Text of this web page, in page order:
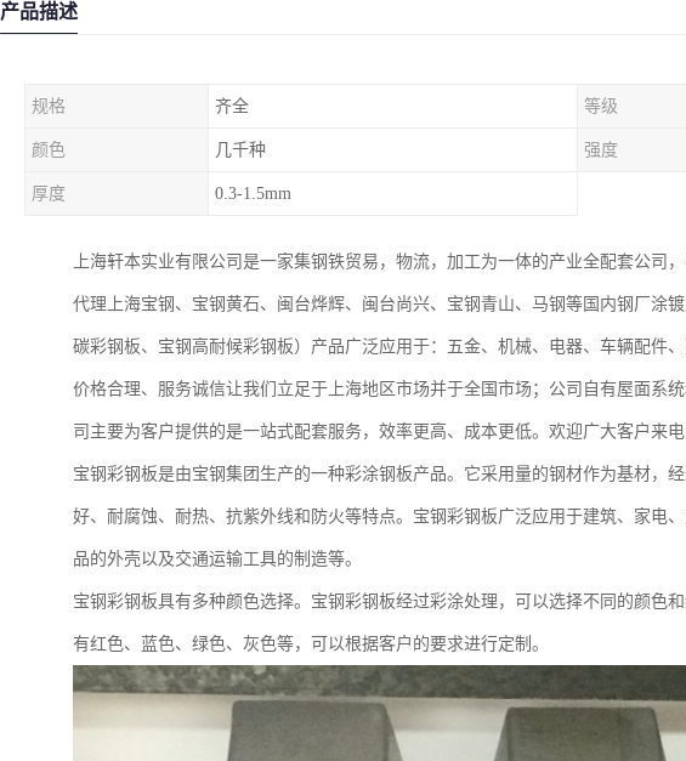
产品描述
规格 齐全 等级
颜色 几千种 强度
厚度 0.3-1.5mm
上海轩本实业有限公司是一家集钢铁贸易，物流，加工为一体的产业全配套公司
代理上海宝钢、宝钢黄石、闽台烨辉、闽台尚兴、宝钢青山、马钢等国内钢厂涂
碳彩钢板、宝钢高耐候彩钢板）产品广泛应用于：五金、机械、电器、车辆配件
价格合理、服务诚信让我们立足于上海地区市场并于全国市场；公司自有屋面系
司主要为客户提供的是一站式配套服务，效率更高、成本更低。欢迎广大客户来电
宝钢彩钢板是由宝钢集团生产的一种彩涂钢板产品。它采用量的钢材作为基材，
好、耐腐蚀、耐热、抗紫外线和防火等特点。宝钢彩钢板广泛应用于建筑、家电
品的外壳以及交通运输工具的制造等。
宝钢彩钢板具有多种颜色选择。宝钢彩钢板经过彩涂处理，可以选择不同的颜色
有红色、蓝色、绿色、灰色等，可以根据客户的要求进行定制。